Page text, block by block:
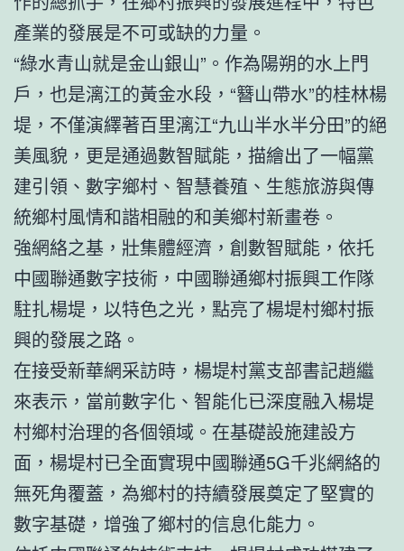
產業的發展是不可或缺的力量。
“綠水青山就是金山銀山”。作為陽朔的水上門
戶，也是漓江的黃金水段，“簪山帶水”的桂林楊
堤，不僅演繹著百里漓江“九山半水半分田”的絕
美風貌，更是通過數智賦能，描繪出了一幅黨
建引領、數字鄉村、智慧養殖、生態旅游與傳
統鄉村風情和諧相融的和美鄉村新畫卷。
強網絡之基，壯集體經濟，創數智賦能，依托
中國聯通數字技術，中國聯通鄉村振興工作隊
駐扎楊堤，以特色之光，點亮了楊堤村鄉村振
興的發展之路。
在接受新華網采訪時，楊堤村黨支部書記趙繼
來表示，當前數字化、智能化已深度融入楊堤
村鄉村治理的各個領域。在基礎設施建設方
面，楊堤村已全面實現中國聯通5G千兆網絡的
無死角覆蓋，為鄉村的持續發展奠定了堅實的
數字基礎，增強了鄉村的信息化能力。